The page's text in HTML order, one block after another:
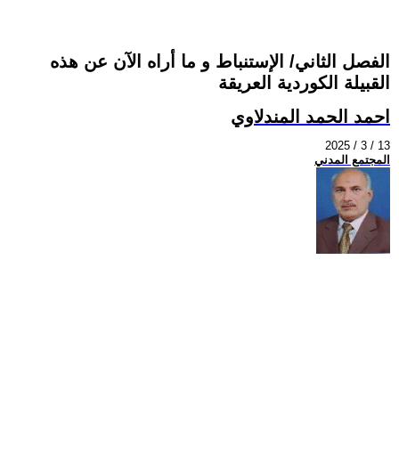
الفصل الثاني/ الإستنباط و ما أراه الآن عن هذه
القبيلة الكوردية العريقة
احمد الحمد المندلاوي
2025 / 3 / 13
المجتمع المدني